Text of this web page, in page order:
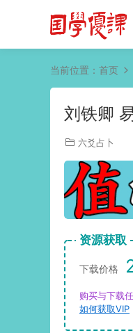
当前位置： 首页
刘铁卿
六爻占卜
资源获取
下载价格
购买与下载
如何获取VIP